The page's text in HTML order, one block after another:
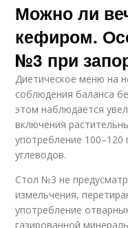
Можно ли
кефиром.
№3 при
Диетическое меню на
соблюдения баланса
этом наблюдается
включения
употребление 100–120
углеводов.
Стол №3 не
измельчения,
употребление
газированной